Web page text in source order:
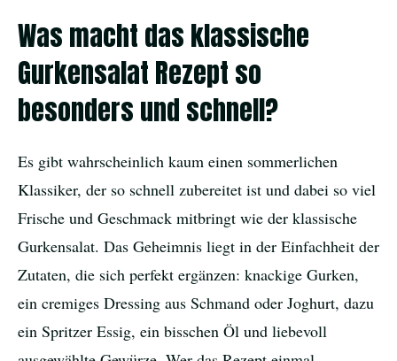
Was macht das klassische
Gurkensalat Rezept so
besonders und schnell?
Es gibt wahrscheinlich kaum einen sommerlichen
Klassiker, der so schnell zubereitet ist und dabei so viel
Frische und Geschmack mitbringt wie der klassische
Gurkensalat. Das Geheimnis liegt in der Einfachheit der
Zutaten, die sich perfekt ergänzen: knackige Gurken,
ein cremiges Dressing aus Schmand oder Joghurt, dazu
ein Spritzer Essig, ein bisschen Öl und liebevoll